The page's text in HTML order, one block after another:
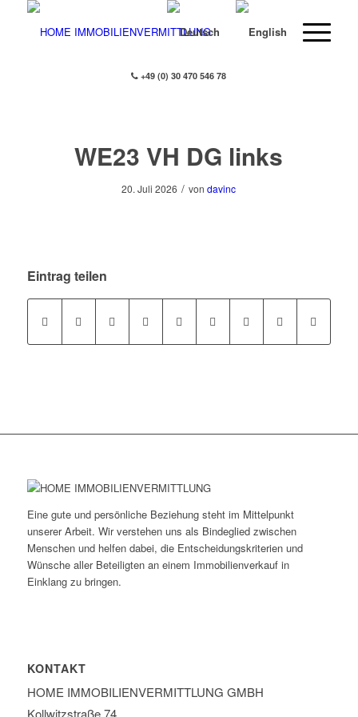
+49 (0) 30 470 546 78
WE23 VH DG links
20. Juli 2026 / vondavinc
Eintrag teilen
Eine gute und persönliche Beziehung steht im Mittelpunkt
unserer Arbeit. Wir verstehen uns als Bindeglied zwischen
Menschen und helfen dabei, die Entscheidungskriterien und
Wünsche aller Beteiligten an einem Immobilienverkauf in
Einklang zu bringen.
KONTAKT
HOME IMMOBILIEN­VERMITTLUNG GMBH
Kollwitzstraße 74